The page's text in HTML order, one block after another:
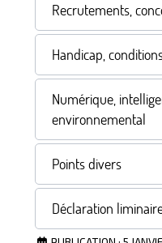
Recrutements,
Handicap,
Numérique,
environnemental
Points divers
Déclaration